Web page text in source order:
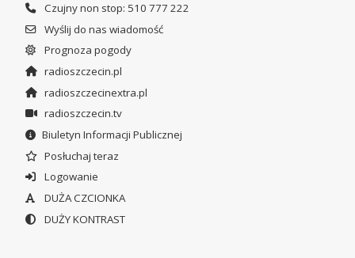
Czujny non stop: 510 777 222
Wyślij do nas wiadomość
Prognoza pogody
radioszczecin.pl
radioszczecinextra.pl
radioszczecin.tv
Biuletyn Informacji Publicznej
Posłuchaj teraz
Logowanie
DUŻA CZCIONKA
DUŻY KONTRAST